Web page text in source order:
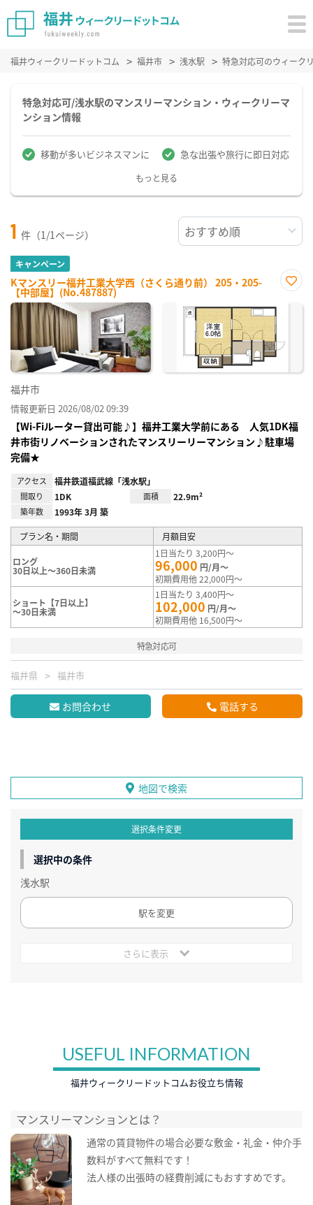
福井ウィークリードットコム 福井市 浅水駅 特急対応可のウィーク
特急対応可/浅水駅のマンスリーマンション・ウィークリーマ
ンション情報
移動が多いビジネスマンに 急な出張や旅行に即日対応
もっと見る
1 件（1/1ページ）
キャンペーン
Kマンスリー福井工業大学西（さくら通り前） 205・205-
【中部屋】(No.487887)
に入
福井市
情報更新日 2026/08/02 09:39
【Wi-Fiルーター貸出可能♪】福井工業大学前にある 人気1DK福
井市街リノベーションされたマンスリーリーマンション♪駐車場
完備★
アクセス 福井鉄道福武線「浅水駅」
間取り 1DK 面積 22.9m²
築年数 1993年 3月 築
プラン名・期間 月額目安
ロング
30日以上～360日未満
1日当たり 3,200円～
96,000 円/月～
初期費用他 22,000円～
ショート【7日以上】
～30日未満
1日当たり 3,400円～
102,000 円/月～
初期費用他 16,500円～
特急対応可
福井県 福井市
お問合わせ 電話する
地図で検索
選択条件変更
選択中の条件
浅水駅
駅を変更
さらに表示
USEFUL INFORMATION
福井ウィークリードットコムお役立ち情報
マンスリーマンションとは？
通常の賃貸物件の場合必要な敷金・礼金・仲介手
数料がすべて無料です！
法人様の出張時の経費削減にもおすすめです。